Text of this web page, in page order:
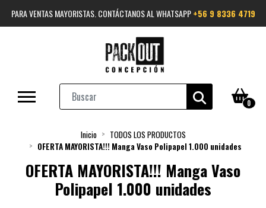
PARA VENTAS MAYORISTAS. CONTÁCTANOS AL WHATSAPP+56 9 8336 4719
0
Inicio
TODOS LOS PRODUCTOS
OFERTA MAYORISTA!!! Manga Vaso Polipapel 1.000 unidades
OFERTA MAYORISTA!!! Manga Vaso
Polipapel 1.000 unidades